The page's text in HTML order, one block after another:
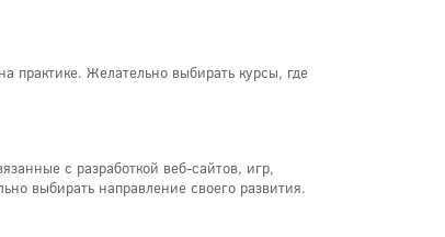
практике. Желательно выбирать курсы, где
с разработкой веб-сайтов, игр,
выбирать направление своего развития.